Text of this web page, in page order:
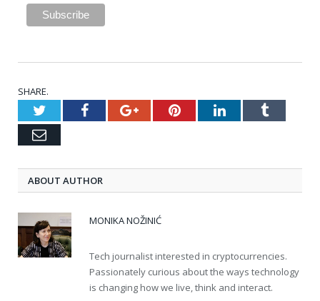
SHARE.
TwitterFacebookGoogle+PinterestLinkedInTumblr
Email
ABOUT AUTHOR
MONIKA NOŽINIĆ
Tech journalist interested in cryptocurrencies.
Passionately curious about the ways technology
is changing how we live, think and interact.